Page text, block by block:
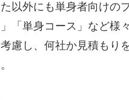
以外にも単身者向けの
」「単身コース」など
慮し、何社か見積もり